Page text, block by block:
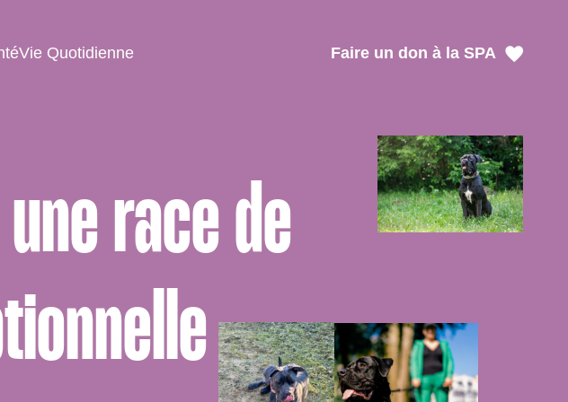
Vie Quotidienne Faire un don à la SPA
race de